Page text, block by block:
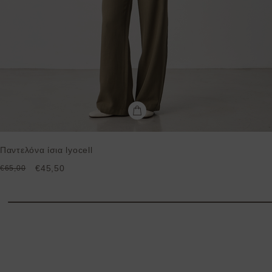
Παντελόνα ίσια lyocell
€65,00 €45,50